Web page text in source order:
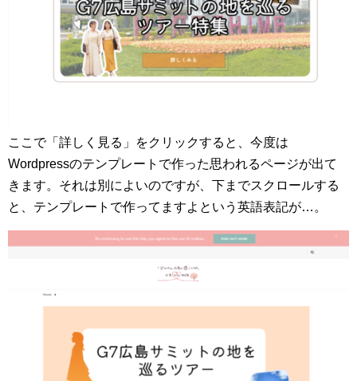
ここで「詳しく見る」をクリックすると、今度は
Wordpressのテンプレートで作った思われるページが出て
きます。それは別によいのですが、下までスクロールする
と、テンプレートで作ってますよという英語表記が…。